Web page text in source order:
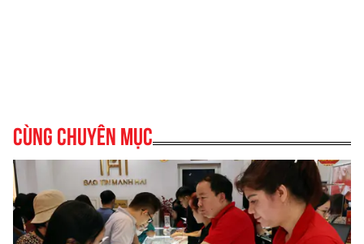
Cùng chuyên mục